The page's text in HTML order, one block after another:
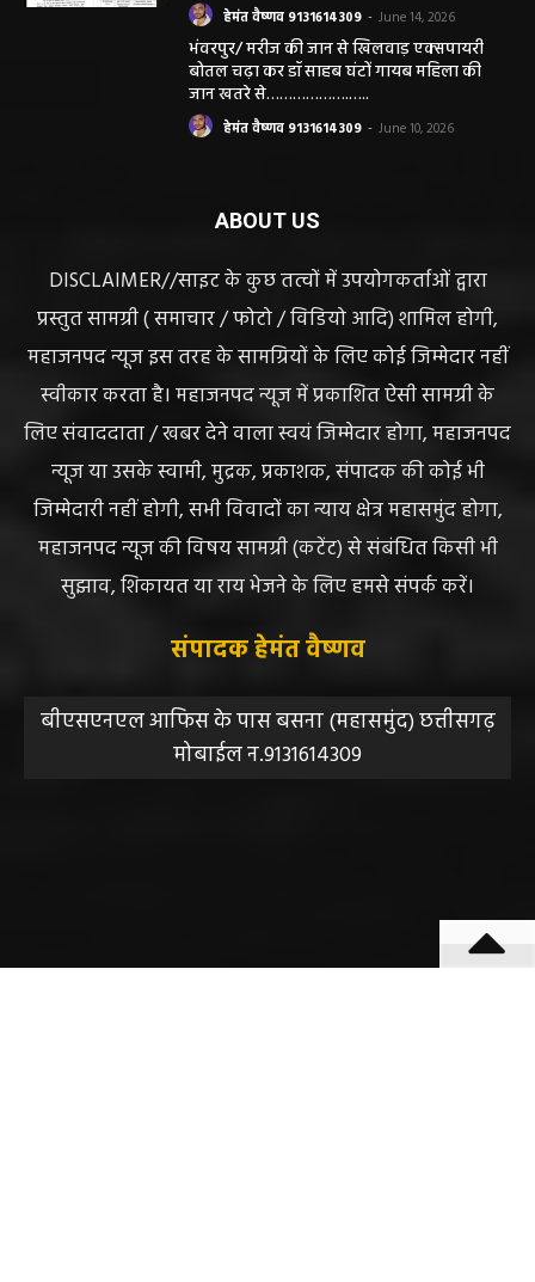
हेमंत वैष्णव 9131614309 - June 14, 2026
भंवरपुर/ मरीज की जान से खिलवाड़ एक्सपायरी
बोतल चढ़ा कर डॉ साहब घंटों गायब महिला की
जान खतरे से……………….…..
हेमंत वैष्णव 9131614309 - June 10, 2026
ABOUT US
DISCLAIMER//साइट के कुछ तत्वों में उपयोगकर्ताओं द्वारा
प्रस्तुत सामग्री ( समाचार / फोटो / विडियो आदि) शामिल होगी,
महाजनपद न्यूज इस तरह के सामग्रियों के लिए कोई जिम्मेदार नहीं
स्वीकार करता है। महाजनपद न्यूज में प्रकाशित ऐसी सामग्री के
लिए संवाददाता / खबर देने वाला स्वयं जिम्मेदार होगा, महाजनपद
न्यूज या उसके स्वामी, मुद्रक, प्रकाशक, संपादक की कोई भी
जिम्मेदारी नहीं होगी, सभी विवादों का न्याय क्षेत्र महासमुंद होगा,
महाजनपद न्यूज की विषय सामग्री (कटेंट) से संबंधित किसी भी
सुझाव, शिकायत या राय भेजने के लिए हमसे संपर्क करें।
संपादक हेमंत वैष्णव
बीएसएनएल आफिस के पास बसना (महासमुंद) छत्तीसगढ़
मोबाईल न.9131614309